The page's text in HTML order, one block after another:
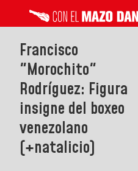
Francisco
"Morochito"
Rodríguez: Figura
insigne del boxeo
venezolano
(+natalicio)